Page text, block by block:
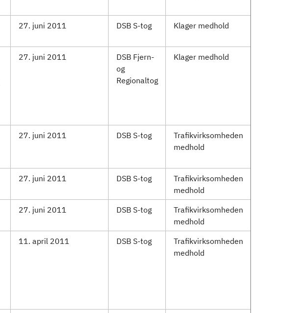
27. juni 2011 DSB S-tog Klager medhold
27. juni 2011
DSB Fjern-
og
Regionaltog
Klager medhold
27. juni 2011 DSB S-tog
Trafikvirksomheden
medhold
27. juni 2011 DSB S-tog
Trafikvirksomheden
medhold
27. juni 2011 DSB S-tog
Trafikvirksomheden
medhold
11. april 2011 DSB S-tog
Trafikvirksomheden
medhold